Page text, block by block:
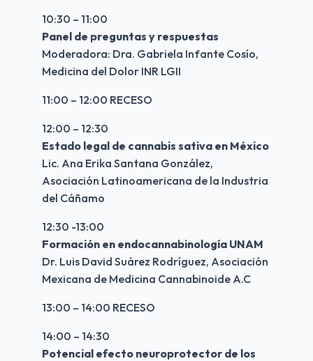
10:30 – 11:00
Panel de preguntas y respuestas
Moderadora: Dra. Gabriela Infante Cosío,
Medicina del Dolor INR LGII
11:00 – 12:00 RECESO
12:00 – 12:30
Estado legal de cannabis sativa en México
Lic. Ana Erika Santana González,
Asociación Latinoamericana de la Industria
del Cáñamo
12:30 -13:00
Formación en endocannabinología UNAM
Dr. Luis David Suárez Rodríguez, Asociación
Mexicana de Medicina Cannabinoide A.C
13:00 – 14:00 RECESO
14:00 – 14:30
Potencial efecto neuroprotector de los